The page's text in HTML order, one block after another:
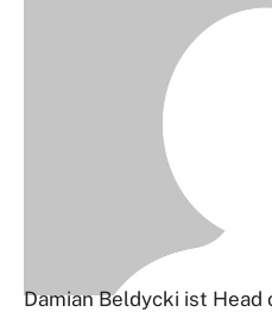
Damian Beldycki ist